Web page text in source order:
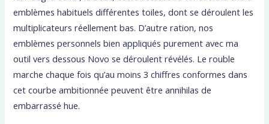
emblèmes habituels différentes toiles, dont se déroulent les
multiplicateurs réellement bas. D’autre ration, nos
emblèmes personnels bien appliqués purement avec ma
outil vers dessous Novo se déroulent révélés. Le rouble
marche chaque fois qu’au moins 3 chiffres conformes dans
cet courbe ambitionnée peuvent être annihilas de
embarrassé hue.